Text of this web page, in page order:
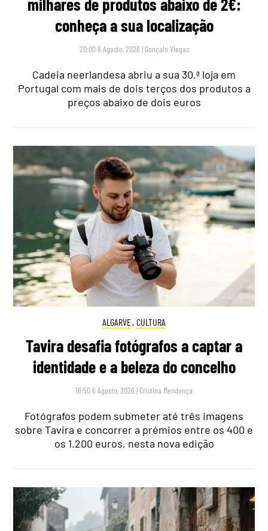
milhares de produtos abaixo de 2€:
conheça a sua localização
20:00 6 Agosto, 2026 | Gonçalo Viegas
Cadeia neerlandesa abriu a sua 30.ª loja em
Portugal com mais de dois terços dos produtos a
preços abaixo de dois euros
ALGARVE, CULTURA
Tavira desafia fotógrafos a captar a
identidade e a beleza do concelho
16:50 6 Agosto, 2026 | Cristina Mendonça
Fotógrafos podem submeter até três imagens
sobre Tavira e concorrer a prémios entre os 400 e
os 1.200 euros, nesta nova edição